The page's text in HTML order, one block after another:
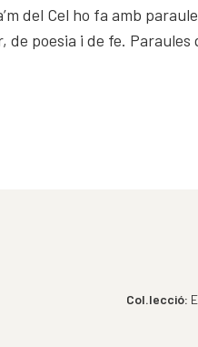
del Cel ho fa amb
de poesia i de fe. Paraules
Col.lecció: